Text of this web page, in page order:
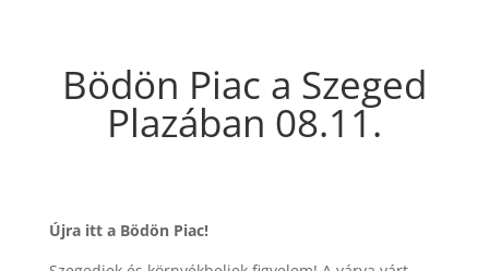
Bödön Piac a Szeged
Plazában 08.11.
Újra itt a Bödön Piac!